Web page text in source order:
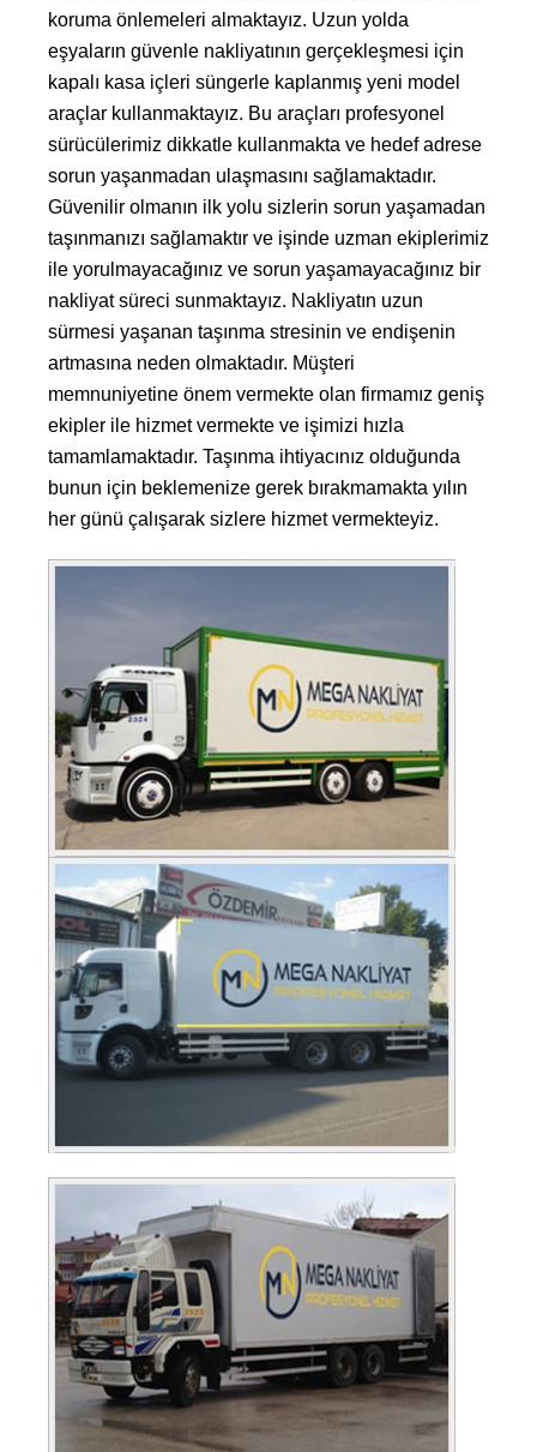
koruma önlemeleri almaktayız. Uzun yolda
eşyaların güvenle nakliyatının gerçekleşmesi için
kapalı kasa içleri süngerle kaplanmış yeni model
araçlar kullanmaktayız. Bu araçları profesyonel
sürücülerimiz dikkatle kullanmakta ve hedef adrese
sorun yaşanmadan ulaşmasını sağlamaktadır.
Güvenilir olmanın ilk yolu sizlerin sorun yaşamadan
taşınmanızı sağlamaktır ve işinde uzman ekiplerimiz
ile yorulmayacağınız ve sorun yaşamayacağınız bir
nakliyat süreci sunmaktayız. Nakliyatın uzun
sürmesi yaşanan taşınma stresinin ve endişenin
artmasına neden olmaktadır. Müşteri
memnuniyetine önem vermekte olan firmamız geniş
ekipler ile hizmet vermekte ve işimizi hızla
tamamlamaktadır. Taşınma ihtiyacınız olduğunda
bunun için beklemenize gerek bırakmamakta yılın
her günü çalışarak sizlere hizmet vermekteyiz.